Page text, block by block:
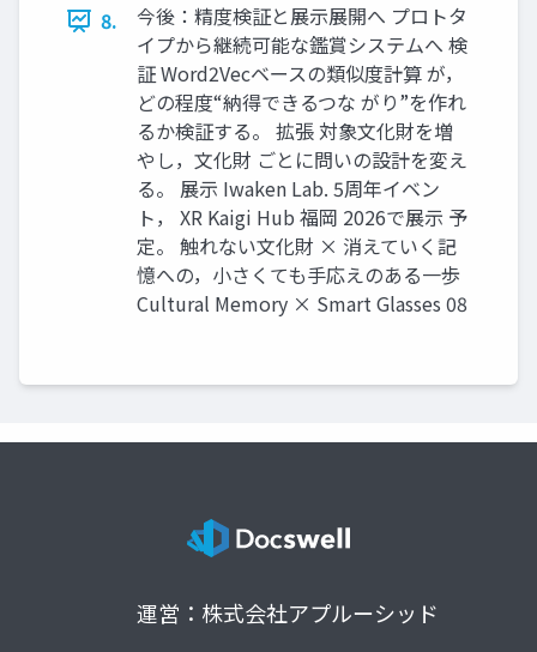
8.
今後：精度検証と展示展開へ プロトタ
イプから継続可能な鑑賞システムへ 検
証 Word2Vecベースの類似度計算 が，
どの程度“納得できるつな がり”を作れ
るか検証する。 拡張 対象文化財を増
やし，文化財 ごとに問いの設計を変え
る。 展示 Iwaken Lab. 5周年イベン
ト， XR Kaigi Hub 福岡 2026で展示 予
定。 触れない文化財 × 消えていく記
憶への，小さくても手応えのある一歩
Cultural Memory × Smart Glasses 08
運営：株式会社アプルーシッド